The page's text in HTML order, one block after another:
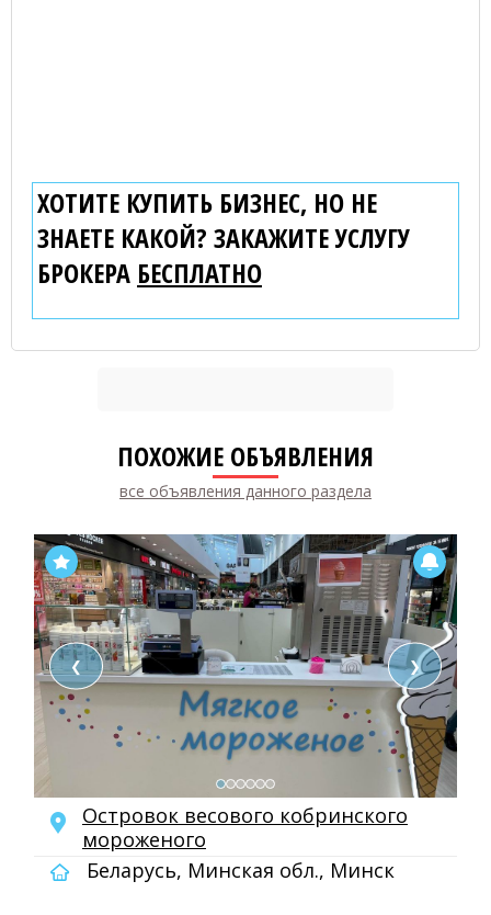
ХОТИТЕ КУПИТЬ БИЗНЕС, НО НЕ
ЗНАЕТЕ КАКОЙ? ЗАКАЖИТЕ УСЛУГУ
БРОКЕРА БЕСПЛАТНО
ПОХОЖИЕ ОБЪЯВЛЕНИЯ
все объявления данного раздела
❮ ❯
Островок весового кобринского
мороженого
Беларусь, Минская обл., Минск